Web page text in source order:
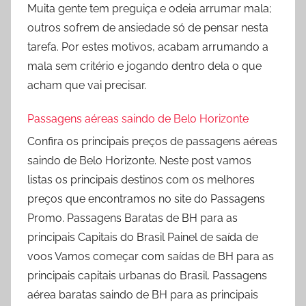
Muita gente tem preguiça e odeia arrumar mala;
outros sofrem de ansiedade só de pensar nesta
tarefa. Por estes motivos, acabam arrumando a
mala sem critério e jogando dentro dela o que
acham que vai precisar.
Passagens aéreas saindo de Belo Horizonte
Confira os principais preços de passagens aéreas
saindo de Belo Horizonte. Neste post vamos
listas os principais destinos com os melhores
preços que encontramos no site do Passagens
Promo. Passagens Baratas de BH para as
principais Capitais do Brasil Painel de saída de
voos Vamos começar com saídas de BH para as
principais capitais urbanas do Brasil. Passagens
aérea baratas saindo de BH para as principais